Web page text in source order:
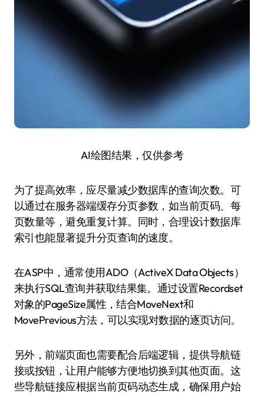
AI绘图结果，仅供参考
为了提高效率，应尽量减少数据库的查询次数。可
以通过在服务器端缓存分页参数，如当前页码、每
页数量等，避免重复计算。同时，合理设计数据库
索引也能显著提升分页查询的速度。
在ASP中，通常使用ADO（ActiveX Data Objects）
来执行SQL查询并获取结果集。通过设置Recordset
对象的PageSize属性，结合MoveNext和
MovePrevious方法，可以实现对数据的逐页访问。
另外，前端页面也需要配合后端逻辑，提供导航链
接或按钮，让用户能够方便地切换到其他页面。这
些导航链接应根据当前页码动态生成，确保用户始